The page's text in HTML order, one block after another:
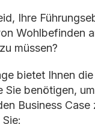
Ihre
Wohlbefinden
müssen?
bietet Ihnen
Sie benötigen,
Business Case